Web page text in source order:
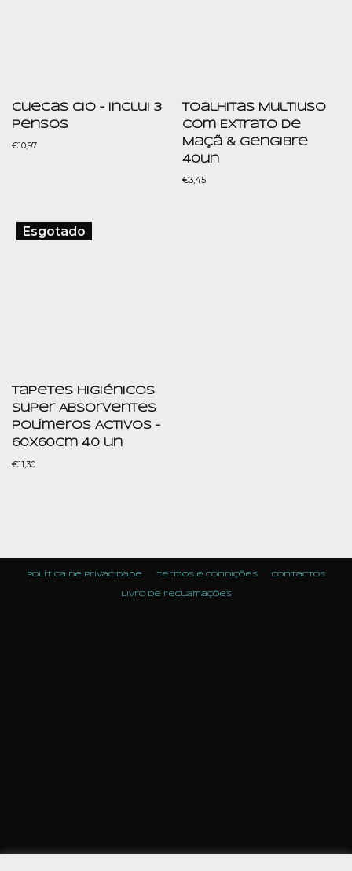
Cuecas Cio – Inclui 3
Pensos
€10,97
Toalhitas Multiuso
Com Extrato de
Maçã & Gengibre
40un
€3,45
Esgotado
Tapetes Higiénicos
Super Absorventes
Polímeros Activos –
60x60cm 40 un
€11,30
Política de Privacidade Termos e condições Contactos
Livro de reclamações